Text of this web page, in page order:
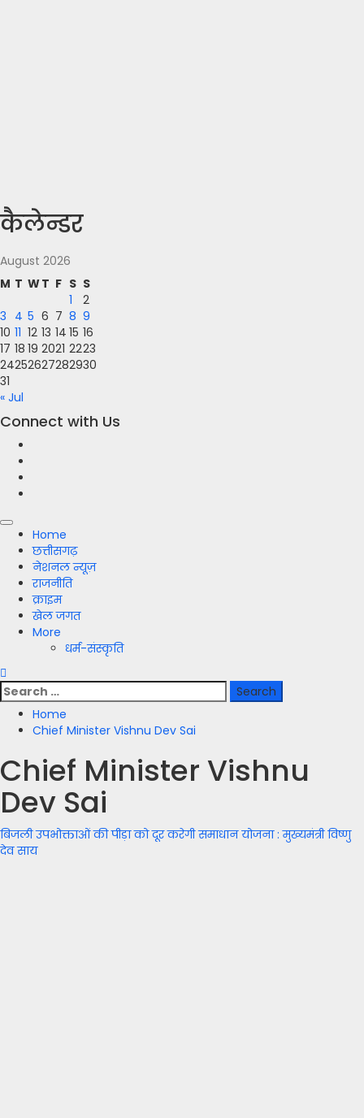
कैलेन्डर
August 2026
M T WT F S S
1
2
3 4 5 6 7 8 9
10 11 12 13 14 15 16
17 18 19 2021 2223
24252627282930
31
« Jul
Connect with Us
Primary
Menu
Home
छत्तीसगढ़
नेशनल न्यूज़
राजनीति
क्राइम
खेल जगत
More
धर्म-संस्कृति
Search
for:
Home
Chief Minister Vishnu Dev Sai
Chief Minister Vishnu
Dev Sai
बिजली उपभोक्ताओं की पीड़ा को दूर करेगी समाधान योजना : मुख्यमंत्री विष्णु
देव साय